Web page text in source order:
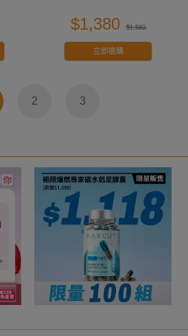
$1,380 $1,580
立即搶購
2 3